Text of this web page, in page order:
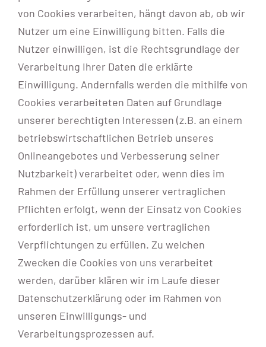
von Cookies verarbeiten, hängt davon ab, ob wir
Nutzer um eine Einwilligung bitten. Falls die
Nutzer einwilligen, ist die Rechtsgrundlage der
Verarbeitung Ihrer Daten die erklärte
Einwilligung. Andernfalls werden die mithilfe von
Cookies verarbeiteten Daten auf Grundlage
unserer berechtigten Interessen (z.B. an einem
betriebswirtschaftlichen Betrieb unseres
Onlineangebotes und Verbesserung seiner
Nutzbarkeit) verarbeitet oder, wenn dies im
Rahmen der Erfüllung unserer vertraglichen
Pflichten erfolgt, wenn der Einsatz von Cookies
erforderlich ist, um unsere vertraglichen
Verpflichtungen zu erfüllen. Zu welchen
Zwecken die Cookies von uns verarbeitet
werden, darüber klären wir im Laufe dieser
Datenschutzerklärung oder im Rahmen von
unseren Einwilligungs- und
Verarbeitungsprozessen auf.